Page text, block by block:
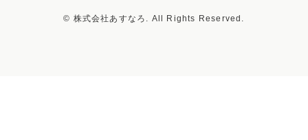
© 株式会社あすなろ. All Rights Reserved.